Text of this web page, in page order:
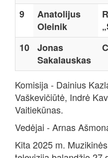
9
Anatolijus
Oleinik
10
Jonas
Sakalauskas
Komisija - Dainius
Vaškevičiūtė, Indrė
Vaitiekūnas.
Vedėjai - Arnas
Kita 2025 m.